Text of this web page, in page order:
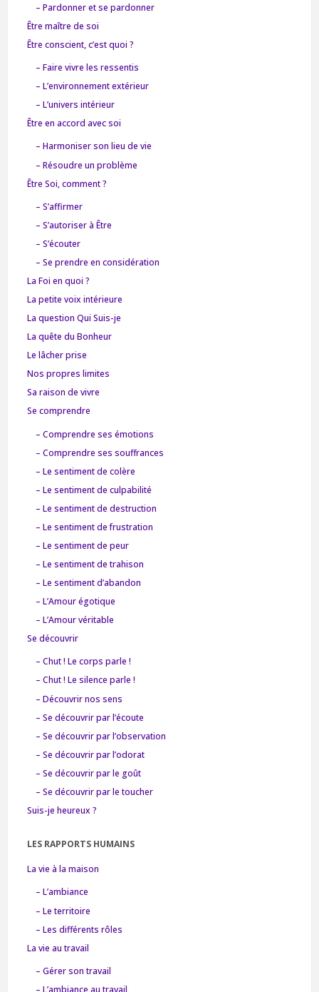
– Pardonner et se pardonner
Être maître de soi
Être conscient, c’est quoi ?
– Faire vivre les ressentis
– L’environnement extérieur
– L’univers intérieur
Être en accord avec soi
– Harmoniser son lieu de vie
– Résoudre un problème
Être Soi, comment ?
– S’affirmer
– S’autoriser à Être
– S’écouter
– Se prendre en considération
La Foi en quoi ?
La petite voix intérieure
La question Qui Suis-je
La quête du Bonheur
Le lâcher prise
Nos propres limites
Sa raison de vivre
Se comprendre
– Comprendre ses émotions
– Comprendre ses souffrances
– Le sentiment de colère
– Le sentiment de culpabilité
– Le sentiment de destruction
– Le sentiment de frustration
– Le sentiment de peur
– Le sentiment de trahison
– Le sentiment d’abandon
– L’Amour égotique
– L’Amour véritable
Se découvrir
– Chut ! Le corps parle !
– Chut ! Le silence parle !
– Découvrir nos sens
– Se découvrir par l’écoute
– Se découvrir par l’observation
– Se découvrir par l’odorat
– Se découvrir par le goût
– Se découvrir par le toucher
Suis-je heureux ?
LES RAPPORTS HUMAINS
La vie à la maison
– L’ambiance
– Le territoire
– Les différents rôles
La vie au travail
– Gérer son travail
– L’ambiance au travail